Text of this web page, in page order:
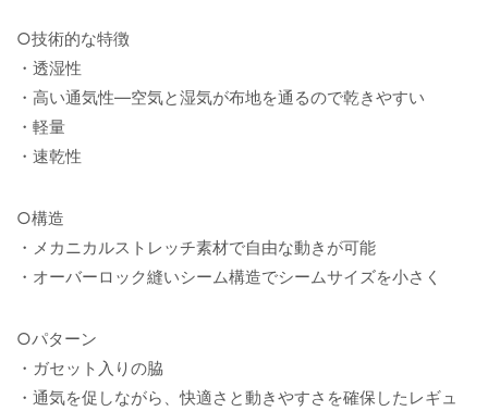
○技術的な特徴
・透湿性
・高い通気性―空気と湿気が布地を通るので乾きやすい
・軽量
・速乾性
○構造
・メカニカルストレッチ素材で自由な動きが可能
・オーバーロック縫いシーム構造でシームサイズを小さく
○パターン
・ガセット入りの脇
・通気を促しながら、快適さと動きやすさを確保したレギュ